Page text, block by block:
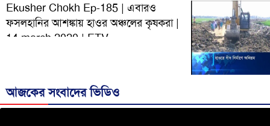
Ekusher Chokh Ep-185 | এবারও
ফসলহানির আশঙ্কায় হাওর অঞ্চলের কৃষকরা |
14 march 2020 | ETV
আজকের সংবাদের ভিডিও